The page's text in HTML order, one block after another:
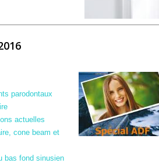
parodontaux
actuelles
cone beam et
bas fond sinusien